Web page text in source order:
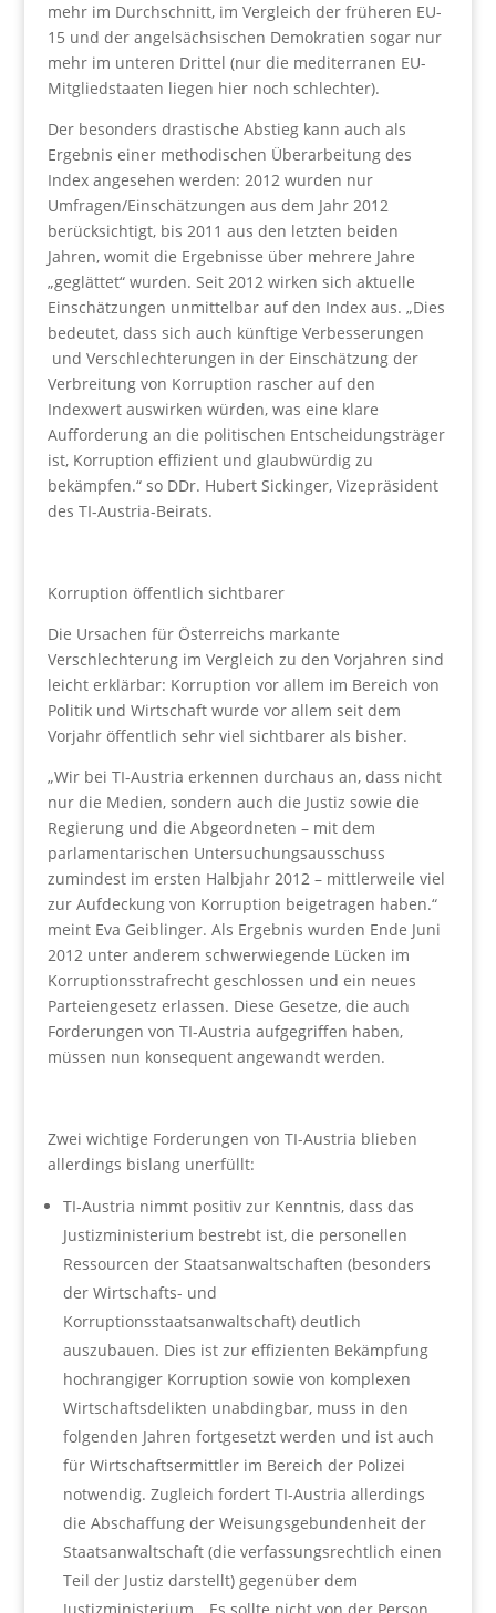
mehr im Durchschnitt, im Vergleich der früheren EU-
15 und der angelsächsischen Demokratien sogar nur
mehr im unteren Drittel (nur die mediterranen EU-
Mitgliedstaaten liegen hier noch schlechter).
Der besonders drastische Abstieg kann auch als
Ergebnis einer methodischen Überarbeitung des
Index angesehen werden: 2012 wurden nur
Umfragen/Einschätzungen aus dem Jahr 2012
berücksichtigt, bis 2011 aus den letzten beiden
Jahren, womit die Ergebnisse über mehrere Jahre
„geglättet“ wurden. Seit 2012 wirken sich aktuelle
Einschätzungen unmittelbar auf den Index aus. „Dies
bedeutet, dass sich auch künftige Verbesserungen
und Verschlechterungen in der Einschätzung der
Verbreitung von Korruption rascher auf den
Indexwert auswirken würden, was eine klare
Aufforderung an die politischen Entscheidungsträger
ist, Korruption effizient und glaubwürdig zu
bekämpfen.“ so DDr. Hubert Sickinger, Vizepräsident
des TI-Austria-Beirats.
Korruption öffentlich sichtbarer
Die Ursachen für Österreichs markante
Verschlechterung im Vergleich zu den Vorjahren sind
leicht erklärbar: Korruption vor allem im Bereich von
Politik und Wirtschaft wurde vor allem seit dem
Vorjahr öffentlich sehr viel sichtbarer als bisher.
„Wir bei TI-Austria erkennen durchaus an, dass nicht
nur die Medien, sondern auch die Justiz sowie die
Regierung und die Abgeordneten – mit dem
parlamentarischen Untersuchungsausschuss
zumindest im ersten Halbjahr 2012 – mittlerweile viel
zur Aufdeckung von Korruption beigetragen haben.“
meint Eva Geiblinger. Als Ergebnis wurden Ende Juni
2012 unter anderem schwerwiegende Lücken im
Korruptionsstrafrecht geschlossen und ein neues
Parteiengesetz erlassen. Diese Gesetze, die auch
Forderungen von TI-Austria aufgegriffen haben,
müssen nun konsequent angewandt werden.
Zwei wichtige Forderungen von TI-Austria blieben
allerdings bislang unerfüllt:
TI-Austria nimmt positiv zur Kenntnis, dass das
Justizministerium bestrebt ist, die personellen
Ressourcen der Staatsanwaltschaften (besonders
der Wirtschafts- und
Korruptionsstaatsanwaltschaft) deutlich
auszubauen. Dies ist zur effizienten Bekämpfung
hochrangiger Korruption sowie von komplexen
Wirtschaftsdelikten unabdingbar, muss in den
folgenden Jahren fortgesetzt werden und ist auch
für Wirtschaftsermittler im Bereich der Polizei
notwendig. Zugleich fordert TI-Austria allerdings
die Abschaffung der Weisungsgebundenheit der
Staatsanwaltschaft (die verfassungsrechtlich einen
Teil der Justiz darstellt) gegenüber dem